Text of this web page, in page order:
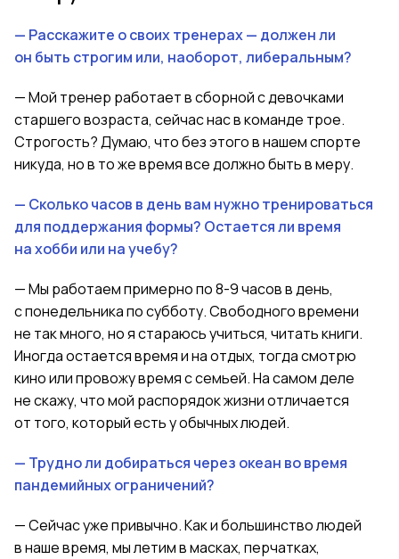
— Расскажите о своих тренерах — должен ли
он быть строгим или, наоборот, либеральным?
— Мой тренер работает в сборной с девочками
старшего возраста, сейчас нас в команде трое.
Строгость? Думаю, что без этого в нашем спорте
никуда, но в то же время все должно быть в меру.
— Сколько часов в день вам нужно тренироваться
для поддержания формы? Остается ли время
на хобби или на учебу?
— Мы работаем примерно по 8-9 часов в день,
с понедельника по субботу. Свободного времени
не так много, но я стараюсь учиться, читать книги.
Иногда остается время и на отдых, тогда смотрю
кино или провожу время с семьей. На самом деле
не скажу, что мой распорядок жизни отличается
от того, который есть у обычных людей.
— Трудно ли добираться через океан во время
пандемийных ограничений?
— Сейчас уже привычно. Как и большинство людей
в наше время, мы летим в масках, перчатках,